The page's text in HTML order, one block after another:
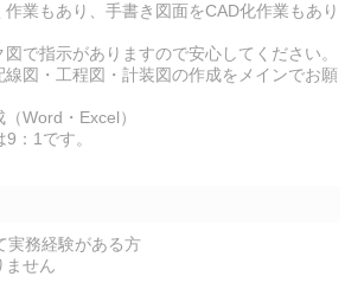
業もあり、手書き図面をCAD化作業もあり
で指示がありますので安心してください。
図・工程図・計装図の作成をメインでお願
Word・Excel）
：1です。
実務経験がある方
ません